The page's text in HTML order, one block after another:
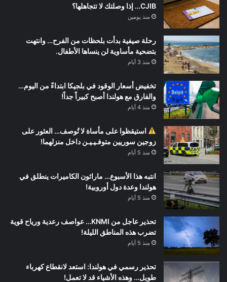
CJIB… إذا وصلتك لا تتجاهلها؟
منذ يومين
رحلة صيفية بدأت بلحظات من الفرح… وانتهت
بتضحية مأساوية لن ينساها الأطفال.
منذ 3 أيام
تخفيض أسعار الوقود في بلجيكا ابتداءً من اليوم…
والفارق مع هولندا أصبح كبيراً جداً!
منذ 4 أيام
استيقظوا على مأساة لا تُوصف… العثور على
زوجين سوريين متوفـيـيـن داخل منزلهما!
منذ 5 أيام
انتبه هذا الأسبوع… ماراثون الكاميرات ينطلق في
هولندا وعدة دول أوروبية!
منذ 5 أيام
تحذير عاجل من KNMI… عواصف رعدية ورياح قوية
تضرب هذه المناطق الليلة!
منذ 5 أيام
تحذير رسمي في هولندا: استعد لانقطاع كهرباء
طويل… وهذه الأشياء قد لا تعمل!